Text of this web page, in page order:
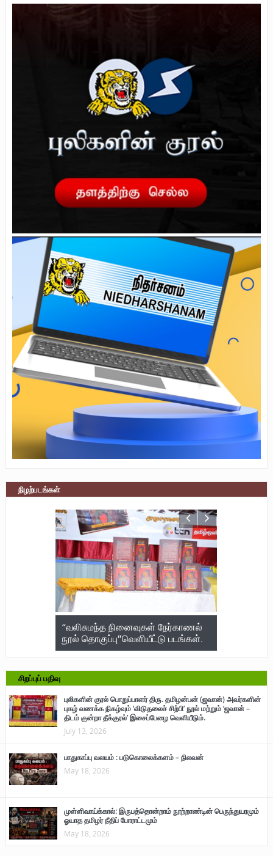
நிழற்படங்கள்
யாழ்ப்பாணத்தில் பனை கண்காட்சி 22
– 28
சிறப்புப் பதிவு
புலிகளின் குரல் பொறுப்பாளர் திரு. தமிழன்பன் (ஜவான்) அவர்களின்
புகழ் வணக்க நிகழ்வும் ‘விடுதலைச் சிற்பி’ நூல் மற்றும் ‘ஜவான் –
திடம் குன்றா தீக்குரல்’ இசைப்பேழை வெளியீடும்.
July 13, 2026
பாதுகாப்பு வலயம் : படுகொலைக்களம் – நிலவன்
May 18, 2026
முள்ளிவாய்க்கால்: இருபத்தொன்றாம் நூற்றாண்டின் பெருந்துயரமும்
ஓயாத தமிழர் நீதிப் போராட்டமும்
May 18, 2026